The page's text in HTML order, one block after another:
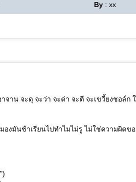
By : xx
จาน จะดุ จะว่า จะด่า จะตี จะเขวี้ยงชอล์ก
งมันช้าเรียนไปทำไมไม่รู ไม่ใช่ความผิดขอ